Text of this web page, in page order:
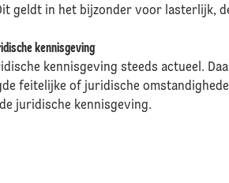
geldt in het bijzonder voor lasterlijk,
kennisgeving
kennisgeving steeds actueel.
feitelijke of juridische
juridische kennisgeving.